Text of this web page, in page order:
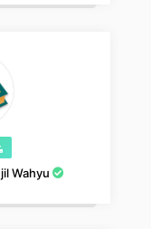
Wahyu